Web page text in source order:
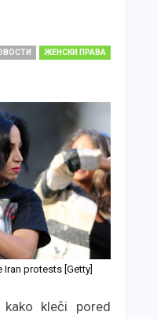
ЖЕНСКИ ПРАВА
protests [Getty]
kako kleči pored